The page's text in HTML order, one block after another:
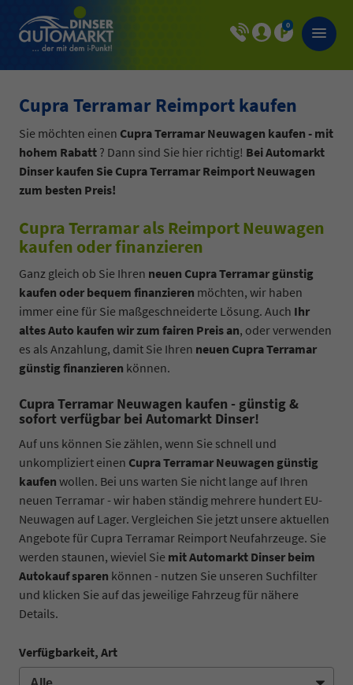
0
Cupra Terramar Reimport kaufen
Sie möchten einen Cupra Terramar Neuwagen kaufen - mit
hohem Rabatt ? Dann sind Sie hier richtig! Bei Automarkt
Dinser kaufen Sie Cupra Terramar Reimport Neuwagen
zum besten Preis!
Cupra Terramar als Reimport Neuwagen
kaufen oder finanzieren
Ganz gleich ob Sie Ihren neuen Cupra Terramar günstig
kaufen oder bequem finanzieren möchten, wir haben
immer eine für Sie maßgeschneiderte Lösung. Auch Ihr
altes Auto kaufen wir zum fairen Preis an, oder verwenden
es als Anzahlung, damit Sie Ihren neuen Cupra Terramar
günstig finanzieren können.
Cupra Terramar Neuwagen kaufen - günstig &
sofort verfügbar bei Automarkt Dinser!
Auf uns können Sie zählen, wenn Sie schnell und
unkompliziert einen Cupra Terramar Neuwagen günstig
kaufen wollen. Bei uns warten Sie nicht lange auf Ihren
neuen Terramar - wir haben ständig mehrere hundert EU-
Neuwagen auf Lager. Vergleichen Sie jetzt unsere aktuellen
Angebote für Cupra Terramar Reimport Neufahrzeuge. Sie
werden staunen, wieviel Sie mit Automarkt Dinser beim
Autokauf sparen können - nutzen Sie unseren Suchfilter
und klicken Sie auf das jeweilige Fahrzeug für nähere
Details.
Verfügbarkeit, Art